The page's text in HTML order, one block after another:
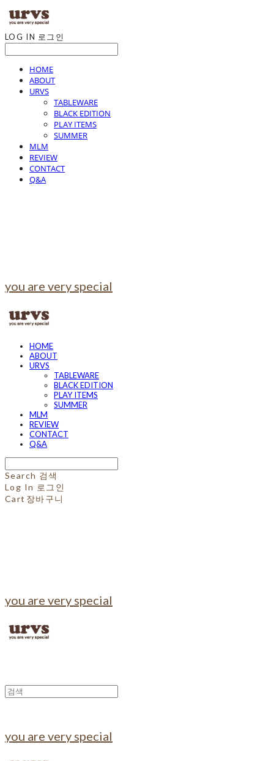
LOG IN 로그인
HOME
ABOUT
URVS
TABLEWARE
BLACK EDITION
PLAY ITEMS
SUMMER
MLM
REVIEW
CONTACT
Q&A
you are very special
HOME
ABOUT
URVS
TABLEWARE
BLACK EDITION
PLAY ITEMS
SUMMER
MLM
REVIEW
CONTACT
Q&A
Search 검색
Log In 로그인
Cart 장바구니
you are very special
you are very special